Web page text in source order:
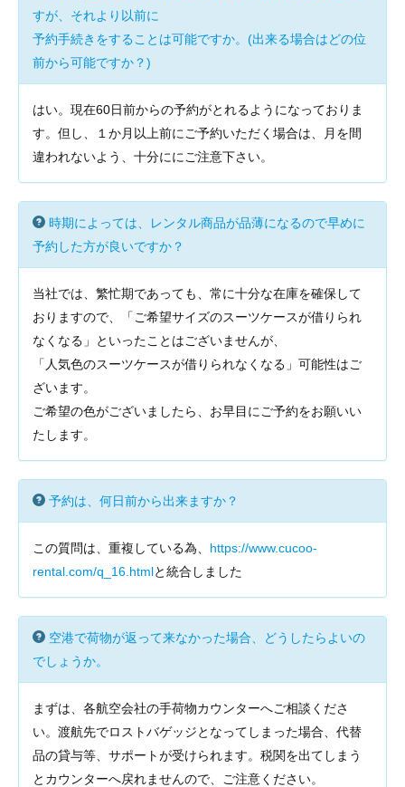
すが、それより以前に
予約手続きをすることは可能ですか。(出来る場合はどの位
前から可能ですか？)
はい。現在60日前からの予約がとれるようになっておりま
す。但し、１か月以上前にご予約いただく場合は、月を間
違われないよう、十分ににご注意下さい。
時期によっては、レンタル商品が品薄になるので早めに
予約した方が良いですか？
当社では、繁忙期であっても、常に十分な在庫を確保して
おりますので、「ご希望サイズのスーツケースが借りられ
なくなる」といったことはございませんが、
「人気色のスーツケースが借りられなくなる」可能性はご
ざいます。
ご希望の色がございましたら、お早目にご予約をお願いい
たします。
予約は、何日前から出来ますか？
この質問は、重複している為、 https://www.cucoo-
rental.com/q_16.htmlと統合しました
空港で荷物が返って来なかった場合、どうしたらよいの
でしょうか。
まずは、各航空会社の手荷物カウンターへご相談くださ
い。渡航先でロストバゲッジとなってしまった場合、代替
品の貸与等、サポートが受けられます。税関を出てしまう
とカウンターへ戻れませんので、ご注意ください。